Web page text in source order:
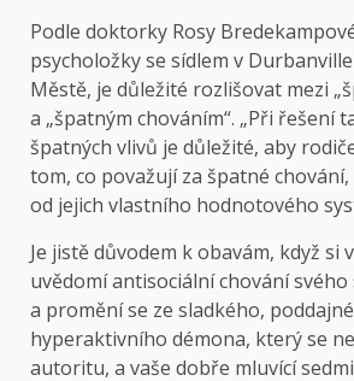
Podle doktorky Rosy
psycholožky se sídlem v
Městě, je důležité rozlišovat mezi
a „špatným chováním“. „Při řešení
špatných vlivů je důležité, aby
tom, co považují za špatné
od jejich vlastního hodnotového
Je jistě důvodem k obavám, když si
uvědomí antisociální chování
a promění se ze sladkého,
hyperaktivního démona, který se
autoritu, a vaše dobře mluvící